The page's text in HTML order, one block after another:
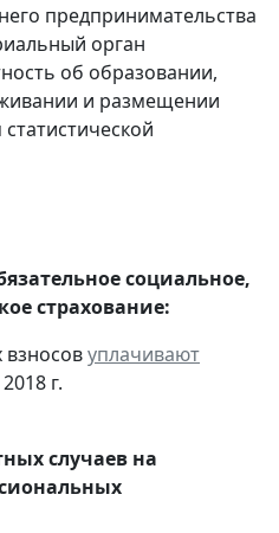
предпринимательства
орган
об образовании,
и размещении
социальное,
страхование:
взносовуплачивают
г.
случаев на